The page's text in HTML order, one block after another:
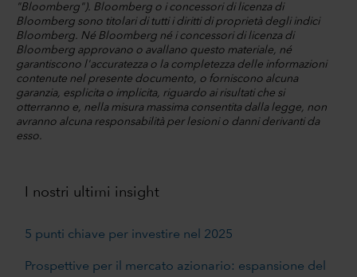
"Bloomberg"). Bloomberg o i concessori di licenza di
Bloomberg sono titolari di tutti i diritti di proprietà degli indici
Bloomberg. Né Bloomberg né i concessori di licenza di
Bloomberg approvano o avallano questo materiale, né
garantiscono l'accuratezza o la completezza delle informazioni
contenute nel presente documento, o forniscono alcuna
garanzia, esplicita o implicita, riguardo ai risultati che si
otterranno e, nella misura massima consentita dalla legge, non
avranno alcuna responsabilità per lesioni o danni derivanti da
esso.
I nostri ultimi insight
5 punti chiave per investire nel 2025
Prospettive per il mercato azionario: espansione del